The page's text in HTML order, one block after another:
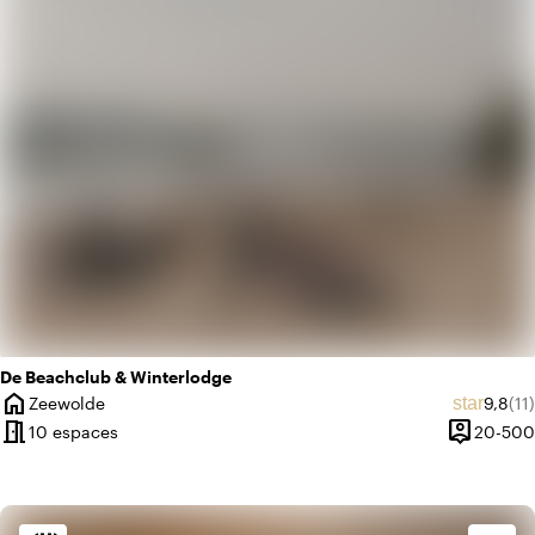
De Beachclub & Winterlodge
home
Ville
Zeewolde starNote
9,8(11)
meeting_room10 espaces person_pin
Capacité
20-500